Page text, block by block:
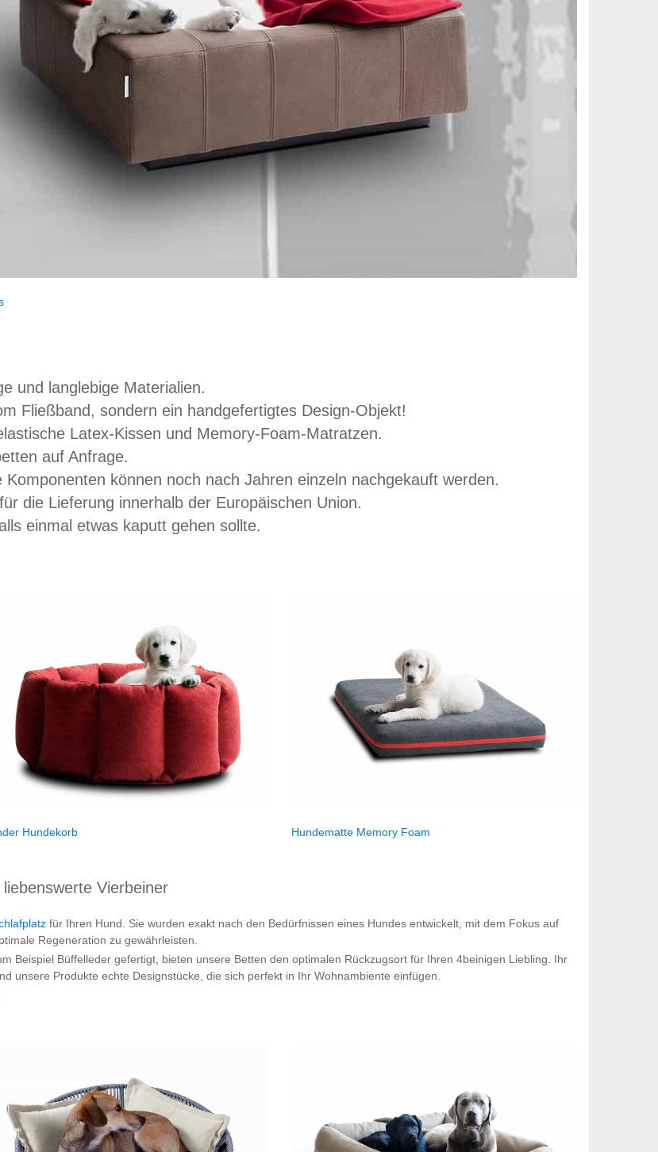
und langlebige Materialien.
Fließband, sondern ein handgefertigtes Design-Objekt!
Latex-Kissen und Memory-Foam-Matratzen.
auf Anfrage.
können noch nach Jahren einzeln nachgekauft werden.
die Lieferung innerhalb der Europäischen Union.
einmal etwas kaputt gehen sollte.
Hundekorb Hundematte Memory Foam
Vierbeiner
für Ihren Hund. Sie wurden exakt nach den Bedürfnissen eines Hundes entwickelt, mit dem Fokus auf
Regeneration zu gewährleisten.
Beispiel Büffelleder gefertigt, bieten unsere Betten den optimalen Rückzugsort für Ihren 4beinigen Liebling. Ihr
unsere Produkte echte Designstücke, die sich perfekt in Ihr Wohnambiente einfügen.